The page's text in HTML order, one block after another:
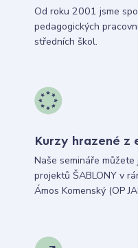
Od roku 2001 jsme
pedagogických
středních škol.
Kurzy hrazené z
Naše semináře
projektů ŠABLONY v
Ámos Komenský (OP